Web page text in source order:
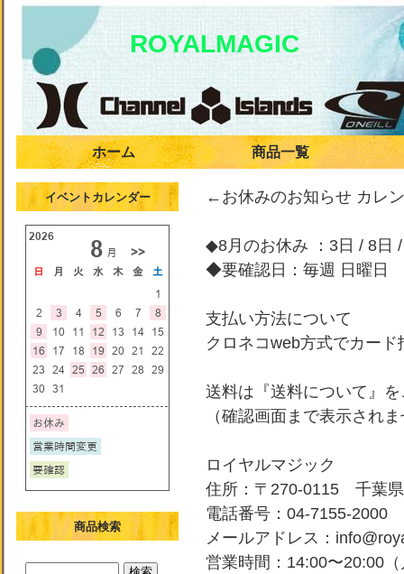
ROYALMAGIC
ホーム 商品一覧
←お休みのお知らせ カレ
◆8月のお休み ：3日 / 8日
◆要確認日：毎週 日曜日
支払い方法について
クロネコweb方式でカー
送料は『送料について』
（確認画面まで表示され
ロイヤルマジック
住所：〒270-0115 千葉
電話番号：04-7155-2000
メールアドレス：
営業時間：14:00〜20:00
イベントカレンダー
商品検索